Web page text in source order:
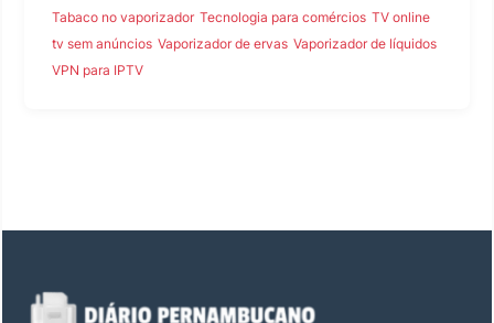
Tabaco no vaporizador Tecnologia para comércios TV online
tv sem anúncios Vaporizador de ervas Vaporizador de líquidos
VPN para IPTV